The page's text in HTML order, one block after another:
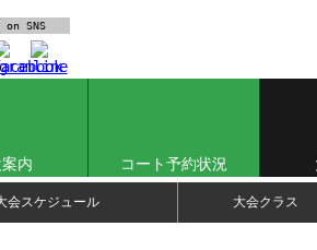
on SNS
内 コート予約状況
会スケジュール 大会クラス